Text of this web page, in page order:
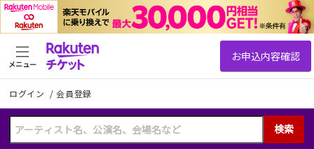
ログイン /会員登録
検索
メニュー